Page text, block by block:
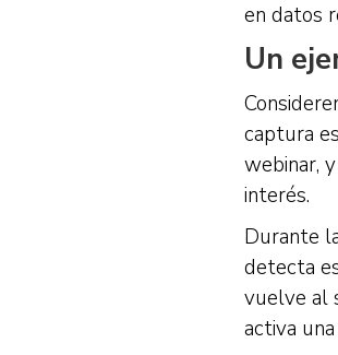
en datos
Un
captura
webinar,
interés.
Durante
detecta
vuelve al
activa